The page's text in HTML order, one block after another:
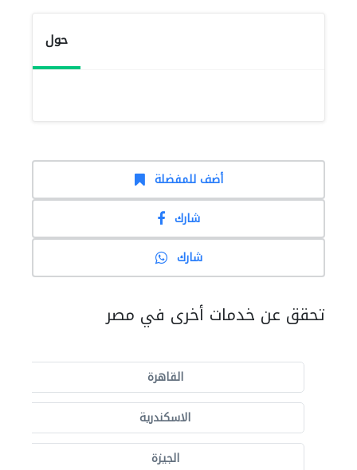
حول
أضف للمفضلة
شارك
شارك
تحقق عن خدمات أخرى في مصر
القاهرة
الاسكندرية
الجيزة